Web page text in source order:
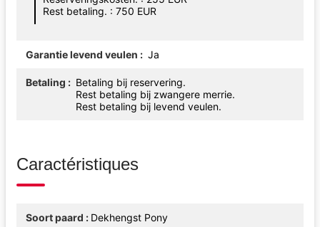
Rest betaling. : 750 EUR
Garantie levend veulen Ja
Betaling
Betaling bij reservering.
Rest betaling bij zwangere merrie.
Rest betaling bij levend veulen.
Caractéristiques
Soort paard Dekhengst Pony